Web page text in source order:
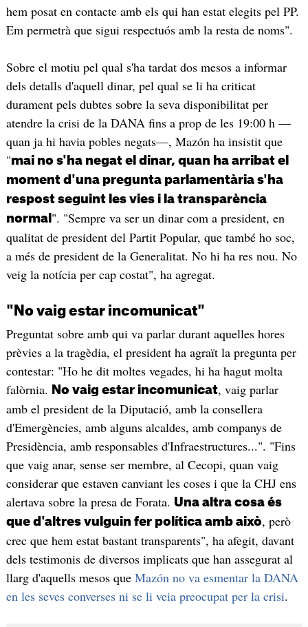
hem posat en contacte amb els qui han estat elegits pel PP.
Em permetrà que sigui respectuós amb la resta de noms".
Sobre el motiu pel qual s'ha tardat dos mesos a informar
dels detalls d'aquell dinar, pel qual se li ha criticat
durament pels dubtes sobre la seva disponibilitat per
atendre la crisi de la DANA fins a prop de les 19:00 h —
quan ja hi havia pobles negats—, Mazón ha insistit que
"mai no s'ha negat el dinar, quan ha arribat el
moment d'una pregunta parlamentària s'ha
respost seguint les vies i la transparència
normal ". "Sempre va ser un dinar com a president, en
qualitat de president del Partit Popular, que també ho soc,
a més de president de la Generalitat. No hi ha res nou. No
veig la notícia per cap costat", ha agregat.
"No vaig estar incomunicat"
Preguntat sobre amb qui va parlar durant aquelles hores
prèvies a la tragèdia, el president ha agraït la pregunta per
contestar: "Ho he dit moltes vegades, hi ha hagut molta
falòrnia.
No vaig estar incomunicat, vaig parlar
amb el president de la Diputació, amb la consellera
d'Emergències, amb alguns alcaldes, amb companys de
Presidència, amb responsables d'Infraestructures...". "Fins
que vaig anar, sense ser membre, al Cecopi, quan vaig
considerar que estaven canviant les coses i que la CHJ ens
alertava sobre la presa de Forata. Una altra cosa és
que d'altres vulguin fer política amb això, però
crec que hem estat bastant transparents", ha afegit, davant
dels testimonis de diversos implicats que han assegurat al
llarg d'aquells mesos que Mazón no va esmentar la DANA
en les seves converses ni se li veia preocupat per la crisi.